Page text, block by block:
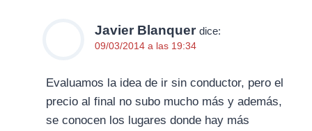
Javier Blanquer dice:
09/03/2014 a las 19:34
Evaluamos la idea de ir sin conductor, pero el
precio al final no subo mucho más y además,
se conocen los lugares donde hay más